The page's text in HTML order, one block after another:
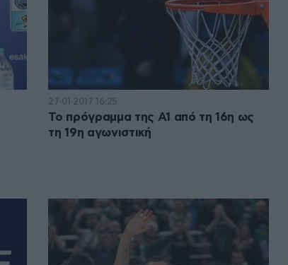
27·01·2017 16:25
Το πρόγραμμα της Α1 από τη 16η ως
τη 19η αγωνιστική